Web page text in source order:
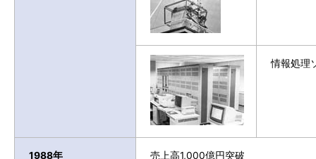
情報処理
1988年 売上高1,000億円突破